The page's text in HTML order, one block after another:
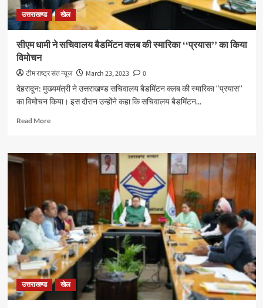
सम्मानित
उत्तराखण्ड खेल
सीएम धामी ने सचिवालय बैडमिंटन क्लब की स्मारिका ‘‘प्रयास’’ का किया
विमोचन
टीम राष्ट्र संत न्यूज March 23, 2023
0
देहरादून: मुख्यमंत्री ने उत्तराखण्ड सचिवालय बैडमिंटन क्लब की स्मारिका ‘‘प्रयास’’
का विमोचन किया। इस दौरान उन्होंने कहा कि सचिवालय बैडमिंटन...
Read MoreRead
सीएम
क्लब
की
स्मारिका
‘‘प्रयास’’
का
किया
विमोचन
उत्तराखण्ड खेल